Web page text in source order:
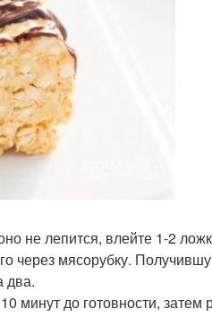
не лепится, влейте 1-2
через мясорубку.
два.
минут до готовности, затем